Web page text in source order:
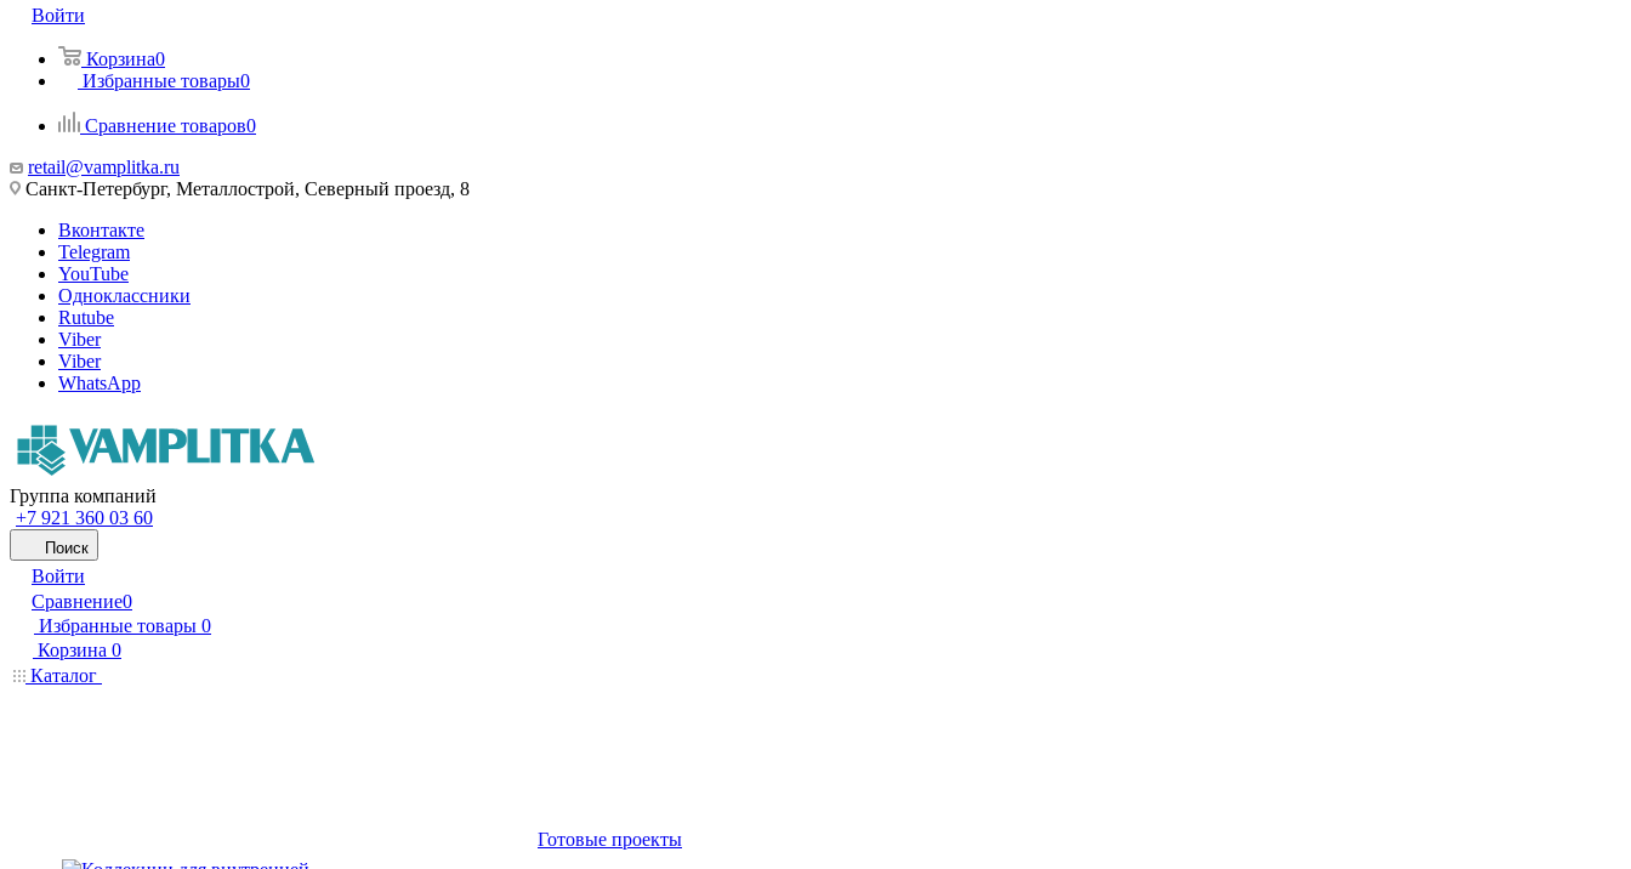
Войти
Корзина0
Избранные товары0
Сравнение товаров0
retail@vamplitka.ru
Санкт-Петербург, Металлострой, Северный проезд, 8
Вконтакте
Telegram
YouTube
Одноклассники
Rutube
Viber
Viber
WhatsApp
Группа компаний
+7 921 360 03 60
Поиск
Войти
Сравнение0
Избранные товары 0
Корзина 0
Каталог
Готовые проекты